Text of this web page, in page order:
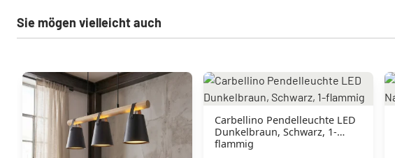
Sie mögen vielleicht auch
Carbellino Pendelleuchte LED
Dunkelbraun, Schwarz, 1-
flammig